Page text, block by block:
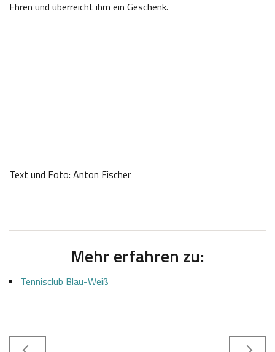
Ehren und überreicht ihm ein Geschenk.
Text und Foto: Anton Fischer
Mehr erfahren zu:
Tennisclub Blau-Weiß